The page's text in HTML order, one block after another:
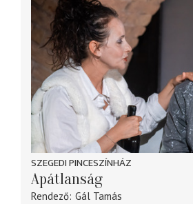
SZEGEDI PINCESZÍNHÁZ
Apátlanság
Rendező Gál Tamás